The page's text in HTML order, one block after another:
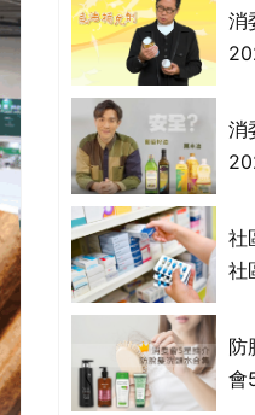
消
名
油
消
物
總
花
社
社
法
是
防
會